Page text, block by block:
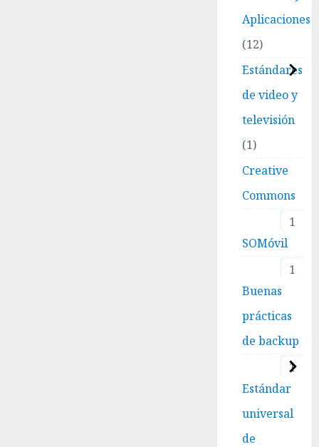
Aplicaciones
12
Estándares
de video y
televisión
1
Creative
Commons
1
SOMóvil
1
Buenas
prácticas
de backup
1
Estándar
universal
de